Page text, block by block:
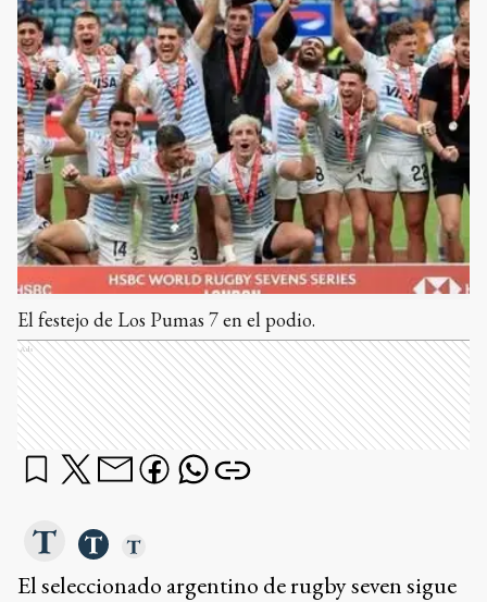
El festejo de Los Pumas 7 en el podio.
Ads
El seleccionado argentino de rugby seven sigue